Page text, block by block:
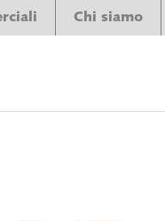
Chi siamo